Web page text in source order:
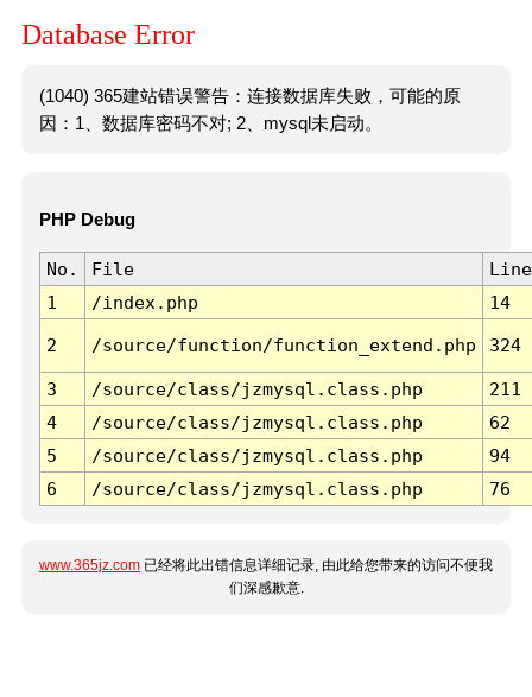
Database Error
(1040) 365建站错误警告：连接数据库失败，可能的原
因：1、数据库密码不对; 2、mysql未启动。
PHP Debug
No. File
Line
1
/index.php 14
2 /source/function/function_extend.php 324
3 /source/class/jzmysql.class.php
211
4
/source/class/jzmysql.class.php
62
5
/source/class/jzmysql.class.php
94
6
/source/class/jzmysql.class.php 76
www.365jz.com 已经将此出错信息详细记录, 由此给您带来的访问不便我
们深感歉意.